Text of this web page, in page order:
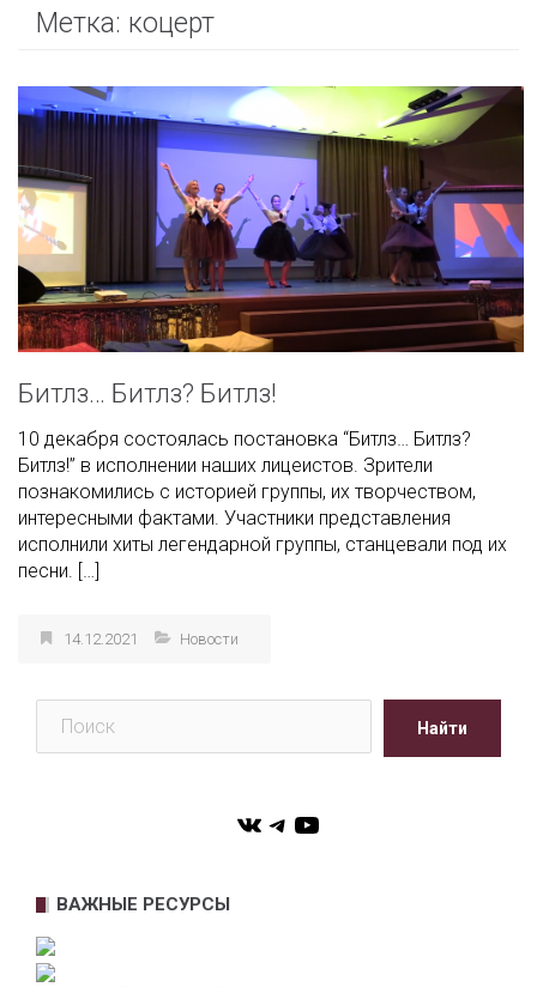
Метка: коцерт
Битлз… Битлз? Битлз!
10 декабря состоялась постановка “Битлз… Битлз?
Битлз!” в исполнении наших лицеистов. Зрители
познакомились с историей группы, их творчеством,
интересными фактами. Участники представления
исполнили хиты легендарной группы, станцевали под их
песни. […]
14.12.2021 Новости
Найти
VKTelegram
YouTube
ВАЖНЫЕ РЕСУРСЫ